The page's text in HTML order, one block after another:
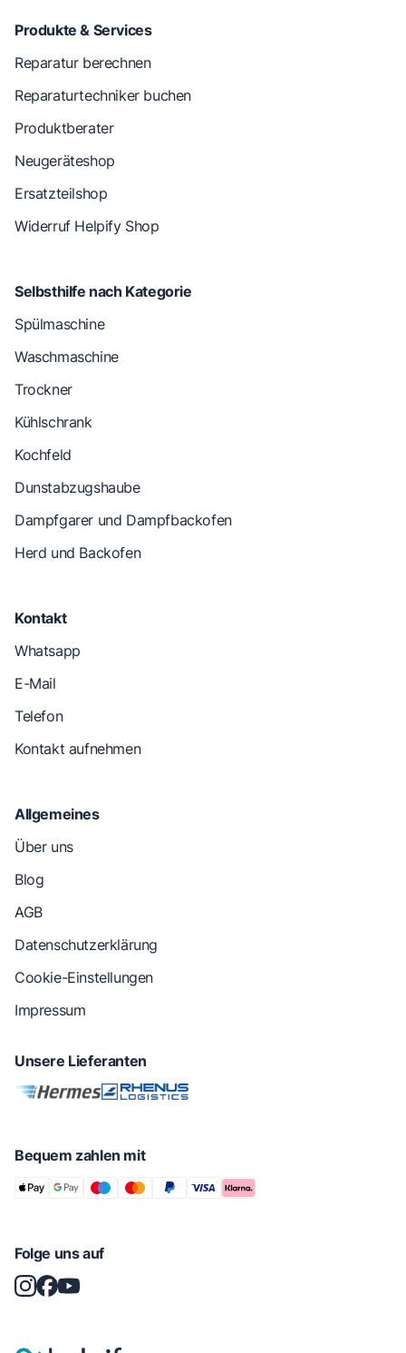
Produkte & Services
Reparatur berechnen
Reparaturtechniker buchen
Produktberater
Neugeräteshop
Ersatzteilshop
Widerruf Helpify Shop
Selbsthilfe nach Kategorie
Spülmaschine
Waschmaschine
Trockner
Kühlschrank
Kochfeld
Dunstabzugshaube
Dampfgarer und Dampfbackofen
Herd und Backofen
Kontakt
Whatsapp
E-Mail
Telefon
Kontakt aufnehmen
Allgemeines
Über uns
Blog
AGB
Datenschutzerklärung
Cookie-Einstellungen
Impressum
Unsere Lieferanten
Bequem zahlen mit
Folge uns auf